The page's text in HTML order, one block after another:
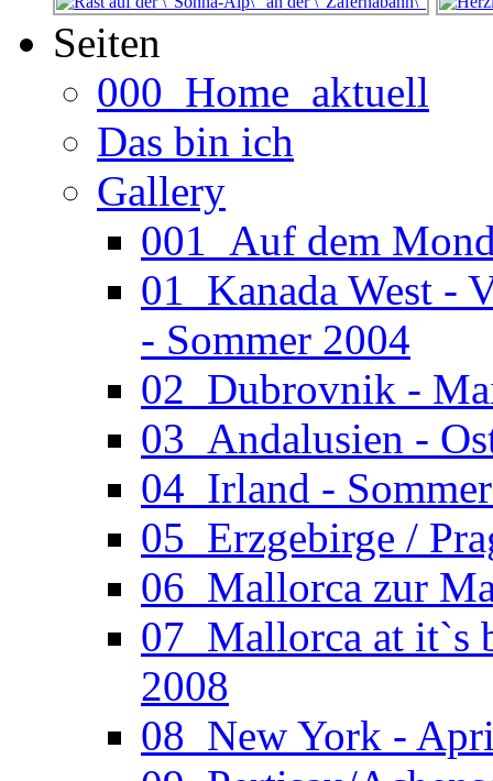
Seiten
000_Home_aktuell
Das bin ich
Gallery
001_Auf dem
01_Kanada West -
- Sommer 2004
02_Dubrovnik -
03_Andalusien -
04_Irland -
05_Erzgebirge /
06_Mallorca zur
07_Mallorca at it`s
2008
08_New York -